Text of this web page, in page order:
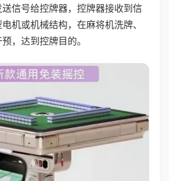
信号给控牌器，控牌器接收到信
机或机械结构，在麻将机洗牌、
，达到控牌目的。